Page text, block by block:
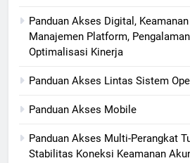
Panduan Akses Digital,
Manajemen Platform,
Optimalisasi Kinerja
Panduan Akses Lintas Sistem
Panduan Akses Mobile
Panduan Akses Multi-Perangkat
Stabilitas Koneksi Keamanan